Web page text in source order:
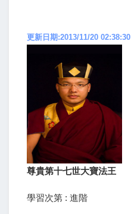
更新日期:2013/11/20 02:38:30
尊貴第十七世大寶法王
學習次第 : 進階